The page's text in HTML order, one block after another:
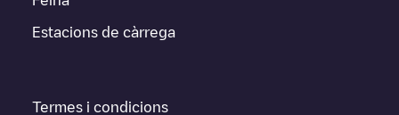
Estacions de càrrega
Termes i condicions